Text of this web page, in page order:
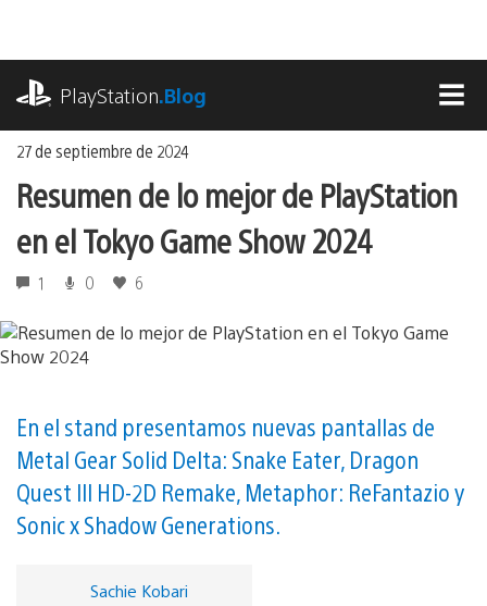
contenido
PlayStation.Blog
27 de septiembre de 2024
Resumen de lo mejor de PlayStation
en el Tokyo Game Show 2024
1 0 6
En el stand presentamos nuevas pantallas de
Metal Gear Solid Delta: Snake Eater, Dragon
Quest III HD-2D Remake, Metaphor: ReFantazio y
Sonic x Shadow Generations.
Sachie Kobari